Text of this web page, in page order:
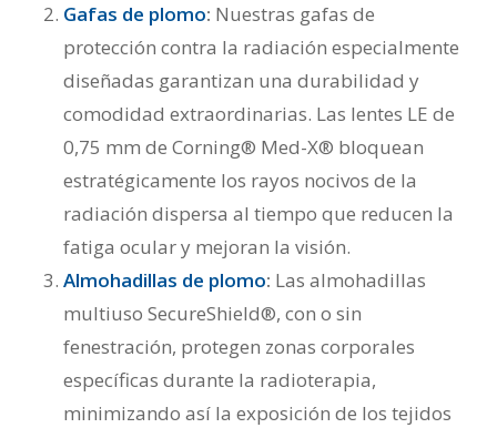
Gafas de plomo: Nuestras gafas de
protección contra la radiación especialmente
diseñadas garantizan una durabilidad y
comodidad extraordinarias. Las lentes LE de
0,75 mm de Corning® Med-X® bloquean
estratégicamente los rayos nocivos de la
radiación dispersa al tiempo que reducen la
fatiga ocular y mejoran la visión.
Almohadillas de plomo: Las almohadillas
multiuso SecureShield®, con o sin
fenestración, protegen zonas corporales
específicas durante la radioterapia,
minimizando así la exposición de los tejidos